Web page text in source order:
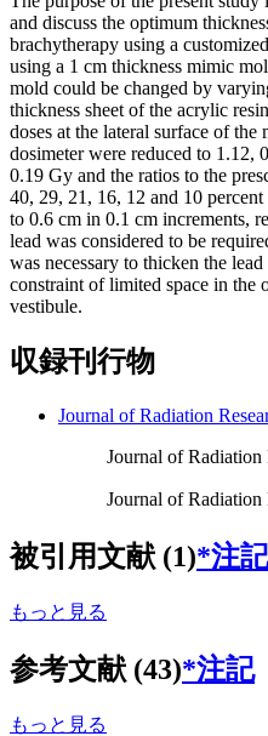
and discuss the optimum
brachytherapy using a
using a 1 cm thickness mimic
mold could be changed by
thickness sheet of the acrylic
doses at the lateral surface of
dosimeter were reduced to 1.12,
0.19 Gy and the ratios to the
40, 29, 21, 16, 12 and 10
to 0.6 cm in 0.1 cm increments,
lead was considered to be
was necessary to thicken the
constraint of limited space in the
vestibule.
収録刊行物
Journal of Radiation
Journal of Radiation
Journal of
被引用文献 (1)*注記
もっと見る
参考文献 (43)*注記
もっと見る